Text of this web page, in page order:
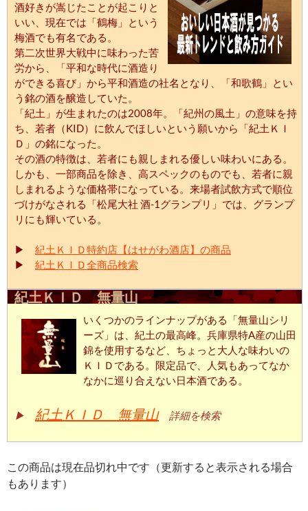
酒好きが嵩じたことが起こりと
いい、現在では「鶴梅」という
梅酒でも有名である。
第二次世界大戦中に味わった苦
労から、「平和な時代に酒造り
ができる喜び」から平和酒造の社名となり、「和歌鶴」とい
う銘の酒を醸造していた。
「紀土」が生まれたのは2008年。「紀州の風土」の意味を持
ち、若者（KID）に飲んでほしいという願いから「紀土ＫＩ
Ｄ」の銘になった。
その酒の特徴は、若者にも親しまれる優しい味わいにある。
しかも、一部商品を除き、高スペックのものでも、若者に親
しまれるような価格帯になっている。来場者試飲方式で順位
づけがなされる「松尾大社 酒-1グランプリ」では、グランプ
リにも輝いている。
▶ 紀土ＫＩＤ特約店【はせがわ酒店】の商品
▶ 紀土ＫＩＤ全商品検索
紀土ＫＩＤ 無量山
いくつかのラインナップがある「無量山シリ
ーズ」は、紀土の最高峰。兵庫県特A産の山田
錦を使用するなど、ちょっと大人な味わいの
ＫＩＤである。限定品で、人気もあってなか
なかに巡り合えない日本酒である。
▶ 紀土ＫＩＤ 無量山詳細を検索
この商品は現在品切れ中です（更新すると表示される場合
もあります）